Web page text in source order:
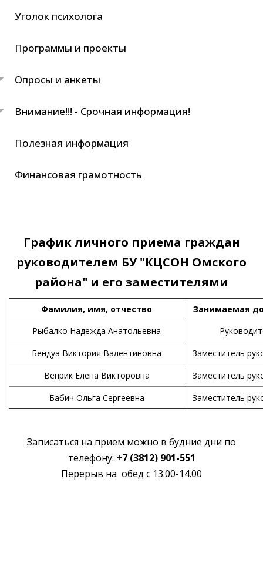
Уголок психолога
Программы и проекты
Опросы и анкеты
Внимание!!! - Срочная информация!
Полезная информация
Финансовая грамотность
График личного приема граждан
руководителем БУ "КЦСОН Омского
района" и его заместителями
Фамилия, имя, отчество
Занимаемая
Рыбалко Надежда Анатольевна
Бендуа Виктория Валентиновна
Заместитель
Веприк Елена Викторовна
Заместитель
Бабич Ольга Сергеевна
Заместитель
Записаться на прием можно в будние дни по
телефону: +7 (3812) 901-551
Перерыв на обед с 13.00-14.00